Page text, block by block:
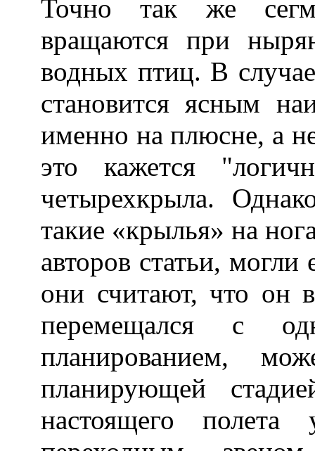
Точно так же
вращаются при
водных птиц. В
становится ясным
именно на плюсне, а
это кажется
четырехкрыла.
такие «крылья» на
авторов статьи,
они считают, что он
перемещался с
планированием,
планирующей
настоящего